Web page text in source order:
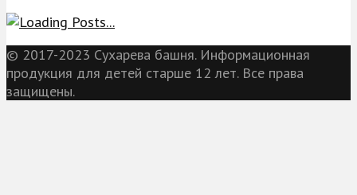
© 2017-2023 Сухарева башня. Информационная
продукция для детей старше 12 лет. Все права
защищены.